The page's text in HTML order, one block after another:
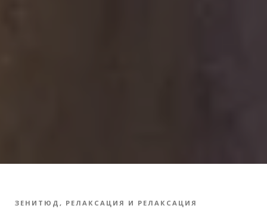
ЗЕНИТЮД, РЕЛАКСАЦИЯ И РЕЛАКСАЦИЯ